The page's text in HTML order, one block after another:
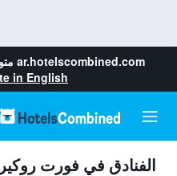
ar.hotelscombined.com
in English
الفنادق في فورت روكير